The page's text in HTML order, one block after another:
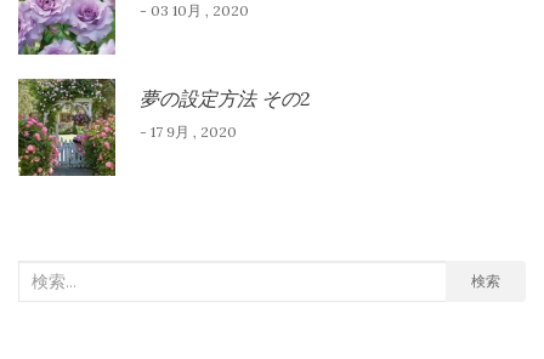
- 03 10月 , 2020
夢の設定方法 その2
- 17 9月 , 2020
検
検索